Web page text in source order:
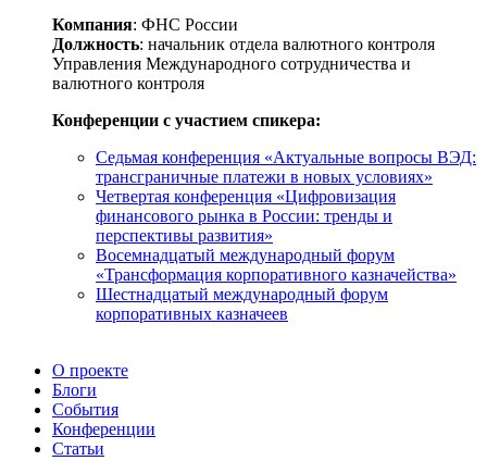
Компания: ФНС России
Должность: начальник отдела валютного контроля
Управления Международного сотрудничества и
валютного контроля
Конференции с участием спикера:
Седьмая конференция «Актуальные вопросы ВЭД:
трансграничные платежи в новых условиях»
Четвертая конференция «Цифровизация
финансового рынка в России: тренды и
перспективы развития»
Восемнадцатый международный форум
«Трансформация корпоративного казначейства»
Шестнадцатый международный форум
корпоративных казначеев
О проекте
Блоги
События
Конференции
Статьи